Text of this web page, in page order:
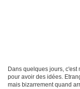
Dans quelques jours,
pour avoir des idées.
mais bizarrement quand